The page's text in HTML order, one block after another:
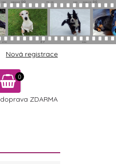
Nová registrace
0
ZDARMA